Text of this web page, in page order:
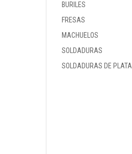
BURILES
FRESAS
MACHUELOS
SOLDADURAS
SOLDADURAS DE PLATA